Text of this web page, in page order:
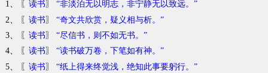
1、 〖 读书〗 “非淡泊无以明志，非宁静无以致远。”
2、 〖 读书〗 “奇文共欣赏，疑义相与析。”
3、 〖 读书〗 “尽信书，则不如无书。”
4、 〖 读书〗 “读书破万卷，下笔如有神。”
5、 〖 读书〗 “纸上得来终觉浅，绝知此事要躬行。”